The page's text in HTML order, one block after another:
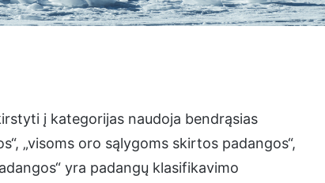
į kategorijas naudoja bendrąsias
„visoms oro sąlygoms skirtos padangos“,
yra padangų klasifikavimo